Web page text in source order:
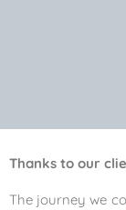
Thanks to our
The journey we